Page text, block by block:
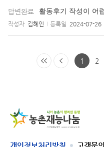
답변완료 활동후기 작성이 어
작성자 김혜인 등록일 2024-07-26
1 2
개인정보처리방침 고객문의